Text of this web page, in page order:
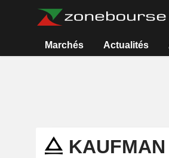
Marchés Actualités